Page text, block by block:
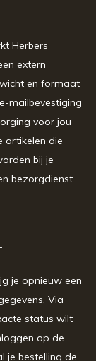
Herbers
extern
en formaat
mailbevestiging
voor jou
artikelen die
bij je
bezorgdienst.
je opnieuw een
Via
status wilt
op de
je bestelling de